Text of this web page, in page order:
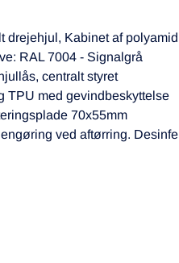
drejehjul, Kabinet af
RAL 7004 - Signalgrå
centralt styret
TPU med gevindbeskyttelse
70x55mm
ved aftørring.